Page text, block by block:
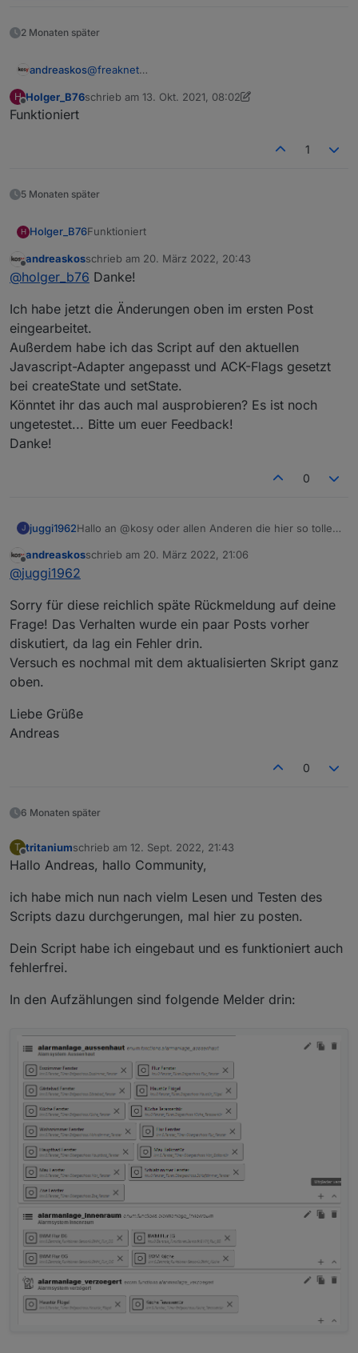
2 Monaten später
andreaskos@freaknet
@Schmakus
H
Offline
Holger_B76schrieb am 13. Okt. 2021, 08:02
zuletzt editiert von Holger_B76
Funktioniert
1
5 Monaten später
H Holger_B76Funktioniert
Offline
andreaskosschrieb am 20. März 2022, 20:43
zuletzt editiert von
@holger_b76 Danke!
Ich habe jetzt die Änderungen oben im ersten Post
eingearbeitet.
Außerdem habe ich das Script auf den aktuellen
Javascript-Adapter angepasst und ACK-Flags gesetzt
bei createState und setState.
Könntet ihr das auch mal ausprobieren? Es ist noch
ungetestet... Bitte um euer Feedback!
Danke!
0
J juggi1962Hallo an @kosy oder allen Anderen die hier so tolle
Bin neu hier und versuche mich gerade an dem
tollen Alarmanlagen Skript.
(IgnoreOpen) eine Frage.
Wie kann man die Sensoren die jetzt in IgnoreOpen
drinn stehen aber mit false auf truhe ändern um sie
von der Alarmanlage auszuschließen wenn sie das
Fenster offen ist.
Sorry wenn meine Frage komisch kling, aber ich bin
Offline
andreaskosschrieb am 20. März 2022, 21:06
zuletzt editiert von
@juggi1962
Sorry für diese reichlich späte Rückmeldung auf deine
Frage! Das Verhalten wurde ein paar Posts vorher
diskutiert, da lag ein Fehler drin.
Versuch es nochmal mit dem aktualisierten Skript ganz
oben.
Liebe Grüße
Andreas
0
6 Monaten später
T
Offline
tritaniumschrieb am 12. Sept. 2022, 21:43
zuletzt editiert von
Hallo Andreas, hallo Community,
ich habe mich nun nach vielm Lesen und Testen des
Scripts dazu durchgerungen, mal hier zu posten.
Dein Script habe ich eingebaut und es funktioniert auch
fehlerfrei.
In den Aufzählungen sind folgende Melder drin: